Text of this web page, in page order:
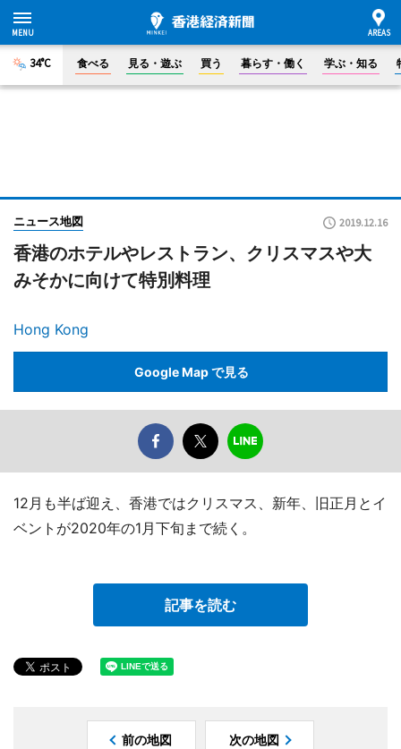
34°C 食べる 見る・遊ぶ 買う 暮らす・働く 学ぶ・知る
ニュース地図 2019.12.16
香港のホテルやレストラン、クリスマスや大
みそかに向けて特別料理
Hong Kong
Google Map で見る
12月も半ば迎え、香港ではクリスマス、新年、旧正月とイ
ベントが2020年の1月下旬まで続く。
記事を読む
前の地図 次の地図